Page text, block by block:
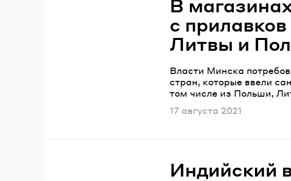
В
с
Литвы и
Власти Минска
стран, которые ввели
том числе из Польши,
Опубликовано
17 августа 2021
Индийский